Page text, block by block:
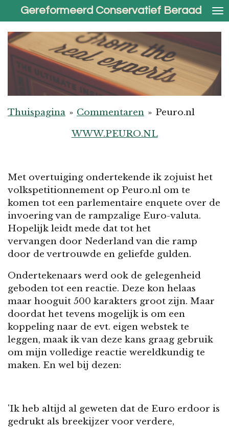
direct
naar
de
hoofdinhoud
Gereformeerd Conservatief Beraad
Thuispagina » Commentaren » Peuro.nl
WWW.PEURO.NL
Met overtuiging ondertekende ik zojuist het
volkspetitionnement op Peuro.nl om te
komen tot een parlementaire enquete over de
invoering van de rampzalige Euro-valuta.
Hopelijk leidt mede dat tot het
vervangen door Nederland van die ramp
door de vertrouwde en geliefde gulden.
Ondertekenaars werd ook de gelegenheid
geboden tot een reactie. Deze kon helaas
maar hooguit 500 karakters groot zijn. Maar
doordat het tevens mogelijk is om een
koppeling naar de evt. eigen webstek te
leggen, maak ik van deze kans graag gebruik
om mijn volledige reactie wereldkundig te
maken. En wel bij dezen:
'Ik heb altijd al geweten dat de Euro erdoor is
gedrukt als breekijzer voor verdere,